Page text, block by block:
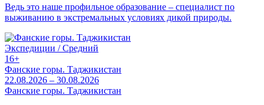
Ведь это наше профильное образование – специалист по
выживанию в экстремальных условиях дикой природы.
Экспедиции / Средний
16+
Фанские горы. Таджикистан
22.08.2026 – 30.08.2026
Фанские горы. Таджикистан